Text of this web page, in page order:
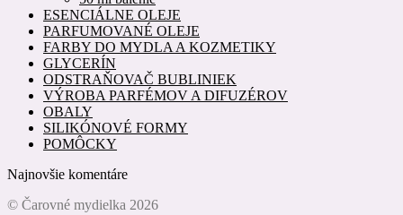
ESENCIÁLNE OLEJE
PARFUMOVANÉ OLEJE
FARBY DO MYDLA A KOZMETIKY
GLYCERÍN
ODSTRAŇOVAČ BUBLINIEK
VÝROBA PARFÉMOV A DIFUZÉROV
OBALY
SILIKÓNOVÉ FORMY
POMÔCKY
Najnovšie komentáre
© Čarovné mydielka 2026